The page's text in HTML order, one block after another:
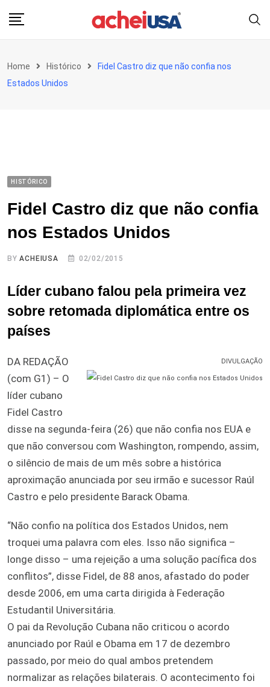
Home Histórico
Fidel Castro diz que não confia nos
Estados Unidos
HISTÓRICO
Fidel Castro diz que não confia
nos Estados Unidos
BYACHEIUSA 02/02/2015
Líder cubano falou pela primeira vez
sobre retomada diplomática entre os
países
DIVULGAÇÃO
DA REDAÇÃO
(com G1) – O
líder cubano
Fidel Castro
disse na segunda-feira (26) que não confia nos EUA e
que não conversou com Washington, rompendo, assim,
o silêncio de mais de um mês sobre a histórica
aproximação anunciada por seu irmão e sucessor Raúl
Castro e pelo presidente Barack Obama.
“Não confio na política dos Estados Unidos, nem
troquei uma palavra com eles. Isso não significa –
longe disso – uma rejeição a uma solução pacífica dos
conflitos”, disse Fidel, de 88 anos, afastado do poder
desde 2006, em uma carta dirigida à Federação
Estudantil Universitária.
O pai da Revolução Cubana não criticou o acordo
anunciado por Raúl e Obama em 17 de dezembro
passado, por meio do qual ambos pretendem
normalizar as relações bilaterais. O acontecimento foi